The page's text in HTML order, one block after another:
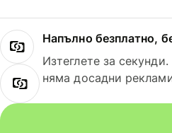
Напълно безплатно,
Изтеглете за
няма досадни